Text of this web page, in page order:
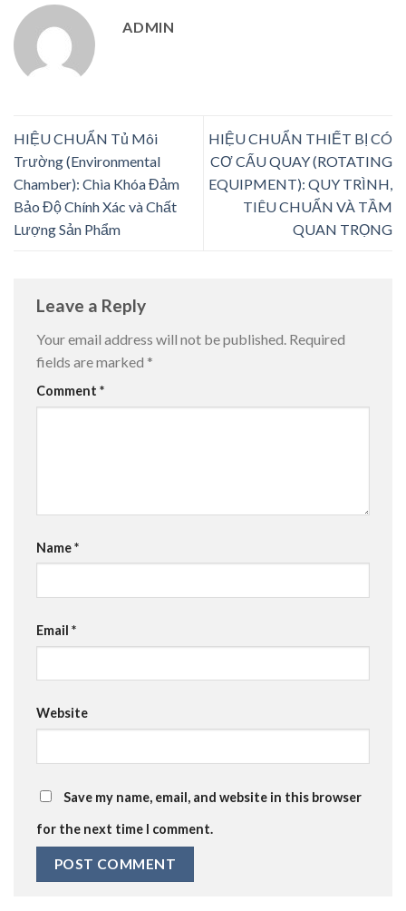
ADMIN
HIỆU CHUẨN Tủ Môi
Trường (Environmental
Chamber): Chìa Khóa Đảm
Bảo Độ Chính Xác và Chất
Lượng Sản Phẩm
HIỆU CHUẨN THIẾT BỊ CÓ
CƠ CẤU QUAY (ROTATING
EQUIPMENT): QUY TRÌNH,
TIÊU CHUẨN VÀ TẦM
QUAN TRỌNG
Leave a Reply
Your email address will not be published. Required
fields are marked *
Comment *
Name*
Email *
Website
Save my name, email, and website in this browser
for the next time I comment.